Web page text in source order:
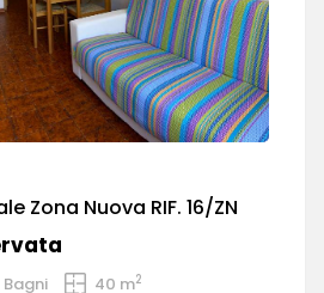
Zona Nuova RIF. 16/ZN
Bagni 40 m2